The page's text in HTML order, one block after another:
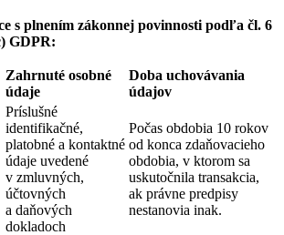
s plnením zákonnej povinnosti podľa čl. 6
GDPR:
Zahrnuté osobné
údaje
Doba uchovávania
údajov
Príslušné
identifikačné,
platobné a kontaktné
údaje uvedené
v zmluvných,
účtovných
a daňových
dokladoch
Počas obdobia 10 rokov
od konca zdaňovacieho
obdobia, v ktorom sa
uskutočnila transakcia,
ak právne predpisy
nestanovia inak.